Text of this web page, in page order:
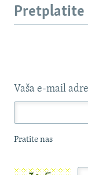
Pretplatite
Vaša e-mail
Pratite nas